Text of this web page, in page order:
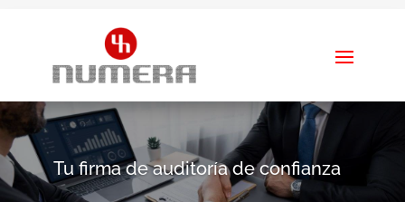
Tu firma de auditoría de confianza